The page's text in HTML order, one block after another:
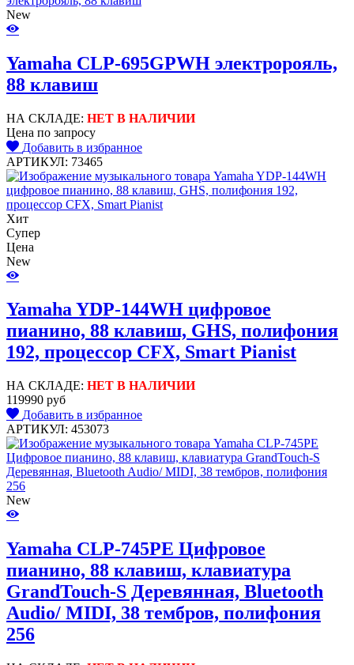
New
Yamaha CLP-695GPWH электророяль,
88 клавиш
НА СКЛАДЕ: НЕТ В НАЛИЧИИ
Цена по запросу
Добавить в избранное
АРТИКУЛ: 73465
Хит
Супер
Цена
New
Yamaha YDP-144WH цифровое
пианино, 88 клавиш, GHS, полифония
192, процессор CFX, Smart Pianist
НА СКЛАДЕ: НЕТ В НАЛИЧИИ
119990 руб
Добавить в избранное
АРТИКУЛ: 453073
New
Yamaha CLP-745PE Цифровое
пианино, 88 клавиш, клавиатура
GrandTouch-S Деревянная, Bluetooth
Audio/ MIDI, 38 тембров, полифония
256